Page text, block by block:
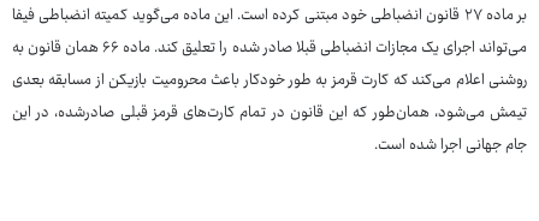
بر ماده ۲۷ قانون انضباطی خود مبتنی کرده است. این ماده می‌گوید کمیته انضباطی فیفا
می‌تواند اجرای یک مجازات انضباطی قبلا صادر شده را تعلیق کند. ماده ۶۶ همان قانون به
روشنی اعلام می‌کند که کارت قرمز به طور خودکار باعث محرومیت بازیکن از مسابقه بعدی
تیمش می‌شود، همان‌طور که این قانون در تمام کارت‌های قرمز قبلی صادرشده، در این
جام جهانی اجرا شده است.